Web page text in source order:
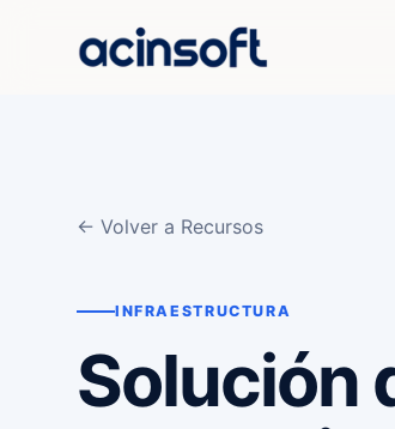
← Volver a Recursos
INFRAESTRUCTURA
Solución